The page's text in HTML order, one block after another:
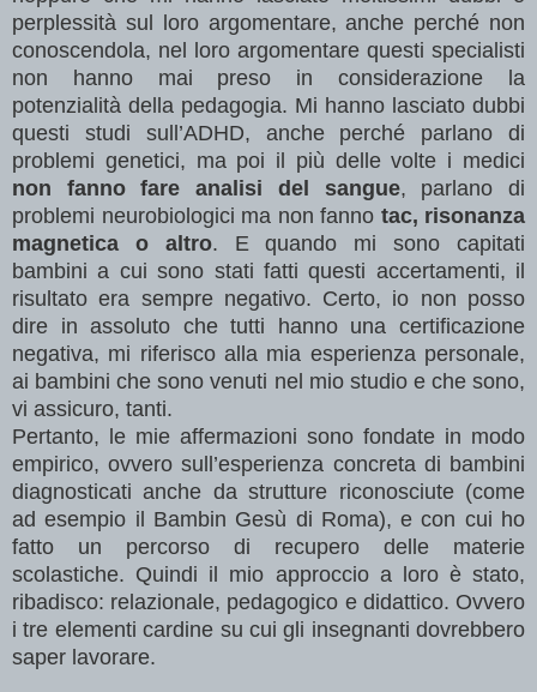
perplessità sul loro argomentare, anche perché non
conoscendola, nel loro argomentare questi specialisti
non hanno mai preso in considerazione la
potenzialità della pedagogia. Mi hanno lasciato dubbi
questi studi sull’ADHD, anche perché parlano di
problemi genetici, ma poi il più delle volte i medici
non fanno fare analisi del sangue, parlano di
problemi neurobiologici ma non fanno tac, risonanza
magnetica o altro. E quando mi sono capitati
bambini a cui sono stati fatti questi accertamenti, il
risultato era sempre negativo. Certo, io non posso
dire in assoluto che tutti hanno una certificazione
negativa, mi riferisco alla mia esperienza personale,
ai bambini che sono venuti nel mio studio e che sono,
vi assicuro, tanti.
Pertanto, le mie affermazioni sono fondate in modo
empirico, ovvero sull’esperienza concreta di bambini
diagnosticati anche da strutture riconosciute (come
ad esempio il Bambin Gesù di Roma), e con cui ho
fatto un percorso di recupero delle materie
scolastiche. Quindi il mio approccio a loro è stato,
ribadisco: relazionale, pedagogico e didattico. Ovvero
i tre elementi cardine su cui gli insegnanti dovrebbero
saper lavorare.